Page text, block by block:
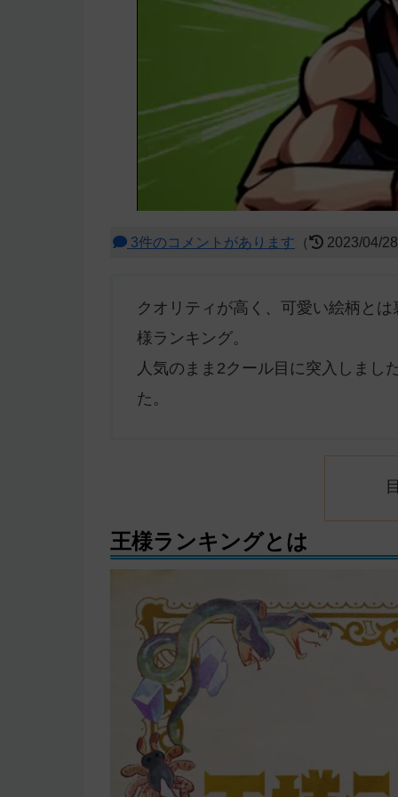
3件のコメントがあります （ 2023/04/
クオリティが高く、可愛い絵柄と
様ランキング。
人気のまま2クール目に突入しまし
た。
王様ランキングとは